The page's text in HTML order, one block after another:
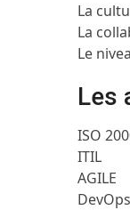
La
La
Le
Les
ISO
ITIL
AGILE
DevOps